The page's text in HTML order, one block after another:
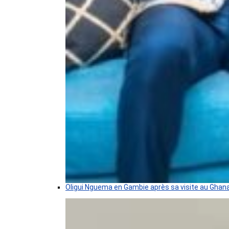
Oligui Nguema en Gambie après sa visite au